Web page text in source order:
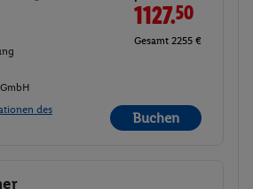
1127.50
Gesamt 2255 €
des
Buchen